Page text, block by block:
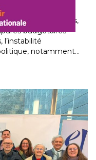
difficultés profondes,
budgétaires
l’instabilité
notamment…